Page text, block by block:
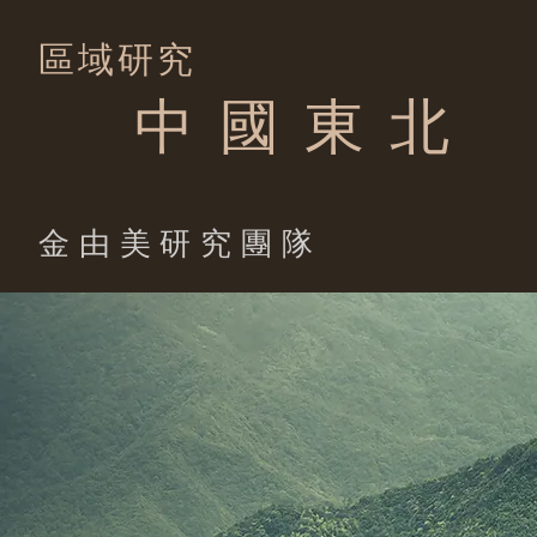
區域研究
中 國 東 北
​金由美研究團隊